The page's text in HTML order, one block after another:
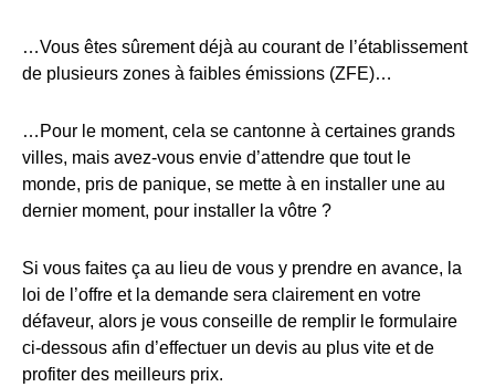
…Vous êtes sûrement déjà au courant de l’établissement
de plusieurs zones à faibles émissions (ZFE)…
…Pour le moment, cela se cantonne à certaines grands
villes, mais avez-vous envie d’attendre que tout le
monde, pris de panique, se mette à en installer une au
dernier moment, pour installer la vôtre ?
Si vous faites ça au lieu de vous y prendre en avance, la
loi de l’offre et la demande sera clairement en votre
défaveur, alors je vous conseille de remplir le formulaire
ci-dessous afin d’effectuer un devis au plus vite et de
profiter des meilleurs prix.